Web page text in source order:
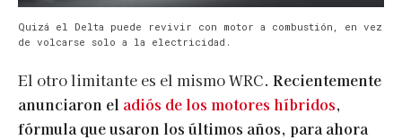
Quizá el Delta puede revivir con motor a combustión, en vez
de volcarse solo a la electricidad.
El otro limitante es el mismo WRC. Recientemente
anunciaron el adiós de los motores híbridos,
fórmula que usaron los últimos años, para ahora